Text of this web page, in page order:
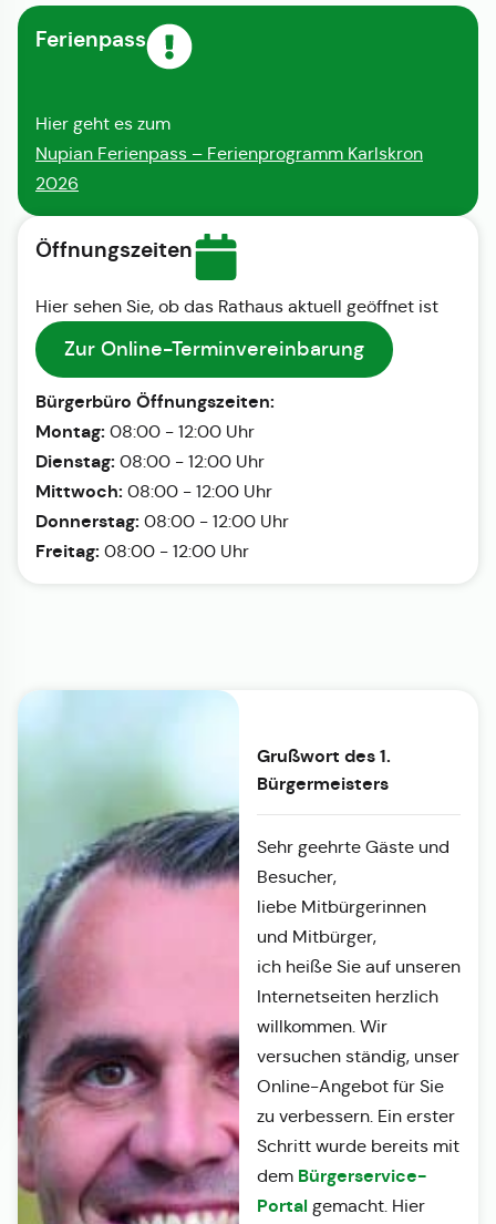
Ferienpass
Hier geht es zum
Nupian Ferienpass – Ferienprogramm Karlskron
2026
Öffnungszeiten
Hier sehen Sie, ob das Rathaus aktuell geöffnet ist
Zur Online-Terminvereinbarung
Bürgerbüro Öffnungszeiten:
Montag: 08:00 - 12:00 Uhr
Dienstag: 08:00 - 12:00 Uhr
Mittwoch: 08:00 - 12:00 Uhr
Donnerstag: 08:00 - 12:00 Uhr
Freitag: 08:00 - 12:00 Uhr
Grußwort des 1.
Bürgermeisters
Sehr geehrte Gäste und
Besucher,
liebe Mitbürgerinnen
und Mitbürger,
ich heiße Sie auf unseren
Internetseiten herzlich
willkommen. Wir
versuchen ständig, unser
Online-Angebot für Sie
zu verbessern. Ein erster
Schritt wurde bereits mit
dem Bürgerservice-
Portalgemacht. Hier